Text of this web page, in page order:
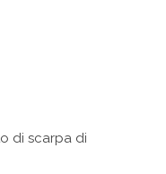
di scarpa di